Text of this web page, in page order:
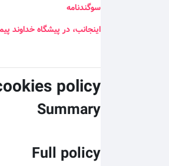
سوگندنامه
اینجانب، در پیشگاه خداوند
policy
Summary
Full policy